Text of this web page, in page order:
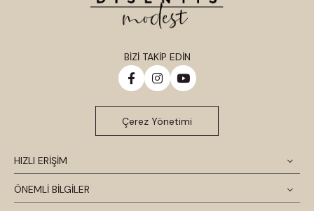
HIZLI ERİŞİM
ÖNEMLİ BİLGİLER
BİZİ TAKİP EDİN
Çerez Yönetimi